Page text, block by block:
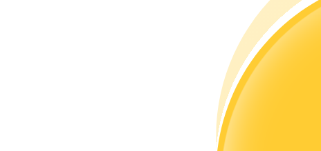
Njut av vinstdelning och kopieringshandelsprovisioner